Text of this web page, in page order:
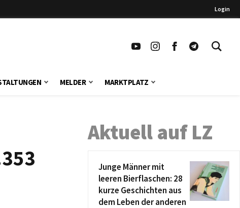
Login
MELDER MARKTPLATZ
Aktuell auf LZ
Junge Männer mit
leeren Bierflaschen: 28
kurze Geschichten aus
dem Leben der anderen